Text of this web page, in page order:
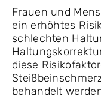
Frauen und
ein erhöhtes
schlechten
diese
behandelt